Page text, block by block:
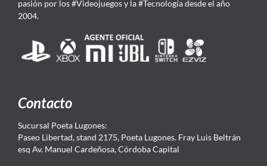
pasión por los #Videojuegos y la #Tecnología desde el año
2004.
Contacto
Sucursal Poeta Lugones:
Paseo Libertad, stand 2175, Poeta Lugones. Fray Luis Beltrán
esq Av. Manuel Cardeñosa, Córdoba Capital